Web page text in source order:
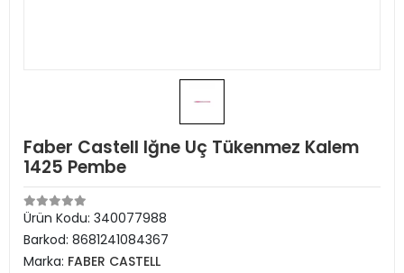
Faber Castell Iğne Uç Tükenmez Kalem
1425 Pembe
Ürün Kodu: 340077988
Barkod: 8681241084367
Marka: FABER CASTELL